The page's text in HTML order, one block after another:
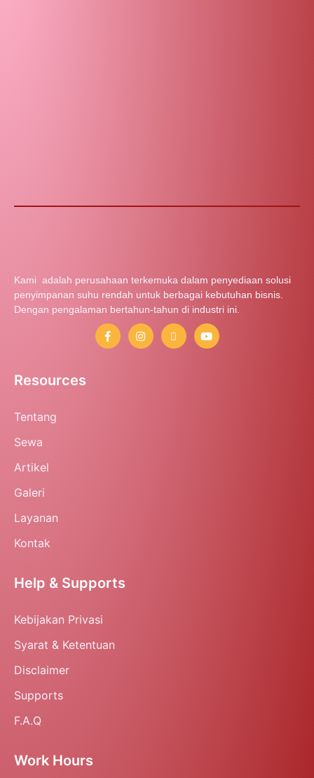
Kami adalah perusahaan terkemuka dalam penyediaan solusi
penyimpanan suhu rendah untuk berbagai kebutuhan bisnis.
Dengan pengalaman bertahun-tahun di industri ini.
Resources
Tentang
Sewa
Artikel
Galeri
Layanan
Kontak
Help & Supports
Kebijakan Privasi
Syarat & Ketentuan
Disclaimer
Supports
F.A.Q
Work Hours